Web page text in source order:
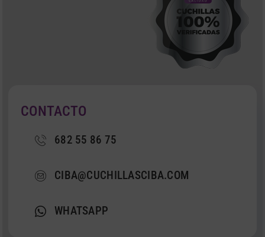
CONTACTO
682 55 86 75
CIBA@CUCHILLASCIBA.COM
WHATSAPP